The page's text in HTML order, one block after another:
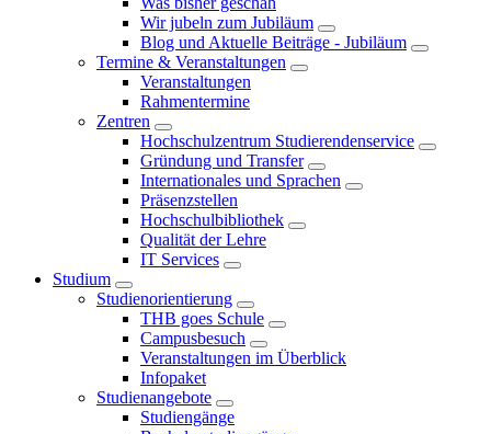
Wir jubeln zum Jubiläum
Blog und Aktuelle Beiträge - Jubiläum
Termine & Veranstaltungen
Veranstaltungen
Rahmentermine
Zentren
Hochschulzentrum Studierendenservice
Gründung und Transfer
Internationales und Sprachen
Präsenzstellen
Hochschulbibliothek
Qualität der Lehre
IT Services
Studium
Studienorientierung
THB goes Schule
Campusbesuch
Veranstaltungen im Überblick
Infopaket
Studienangebote
Studiengänge